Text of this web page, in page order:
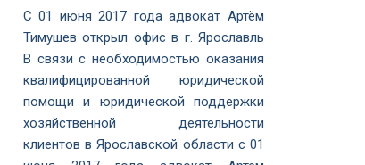
С 01 июня 2017 года адвокат Артём
Тимушев открыл офис в г. Ярославль
В связи с необходимостью оказания
квалифицированной юридической
помощи и юридической поддержки
хозяйственной деятельности
клиентов в Ярославской области с 01